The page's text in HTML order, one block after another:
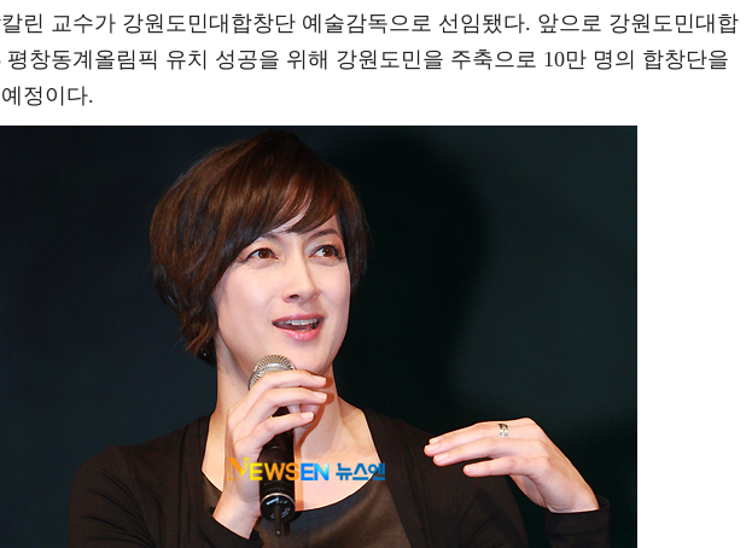
린 교수가 강원도민대합창단 예술감독으로 선임됐다. 앞으로 강원도민대합
평창동계올림픽 유치 성공을 위해 강원도민을 주축으로 10만 명의 합창단을
정이다.